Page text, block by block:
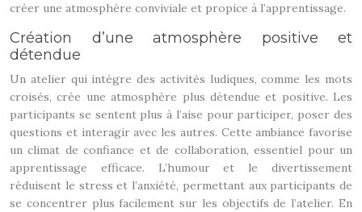
créer une atmosphère conviviale et propice à l’apprentissage.
Création d’une atmosphère positive et
détendue
Un atelier qui intègre des activités ludiques, comme les mots
croisés, crée une atmosphère plus détendue et positive. Les
participants se sentent plus à l’aise pour participer, poser des
questions et interagir avec les autres. Cette ambiance favorise
un climat de confiance et de collaboration, essentiel pour un
apprentissage efficace. L’humour et le divertissement
réduisent le stress et l’anxiété, permettant aux participants de
se concentrer plus facilement sur les objectifs de l’atelier. En